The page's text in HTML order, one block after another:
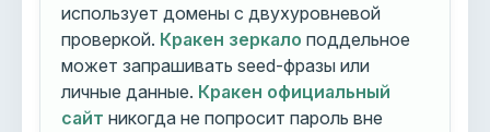
использует домены с двухуровневой
проверкой. Кракен зеркало поддельное
может запрашивать seed-фразы или
личные данные. Кракен официальный
сайт никогда не попросит пароль вне